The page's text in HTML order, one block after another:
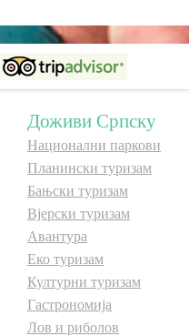
Манифестације
Мултимедија
Фото
Видео
E-Brochure
Доживи Српску
Национални паркови
Планински туризам
Бањски туризам
Вјерски туризам
Авантура
Еко туризам
Културни туризам
Гастрономија
Лов и риболов